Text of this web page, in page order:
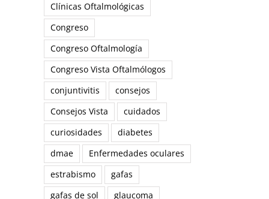
Clínicas Oftalmológicas
Congreso
Congreso Oftalmología
Congreso Vista Oftalmólogos
conjuntivitis
consejos
Consejos Vista
cuidados
curiosidades
diabetes
dmae
Enfermedades oculares
estrabismo
gafas
gafas de sol
glaucoma